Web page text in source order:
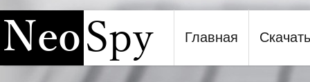
Программа шпион NeoSpy
Главная Скачать